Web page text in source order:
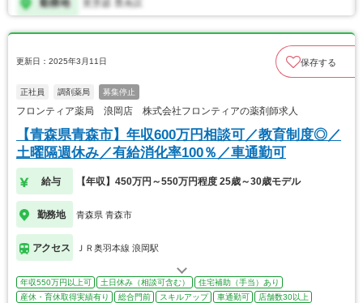
更新日：2025年3月11日 保存する
正社員 調剤薬局 募集停止
フロンティア薬局 浪岡店 株式会社フロンティアの薬剤師求人
【青森県青森市】年収600万円相談可／教育制度◎／
土曜隔週休み／有給消化率100％／車通勤可
給与 【年収】450万円～550万円程度 25歳～30歳モデル
勤務地 青森県 青森市
アクセス ＪＲ奥羽本線 浪岡駅
年収550万円以上可 土日休み（相談可含む）
住宅補助（手当）あり
産休・育休取得実績有り
総合門前 スキルアップ 車通勤可
店舗数30以上